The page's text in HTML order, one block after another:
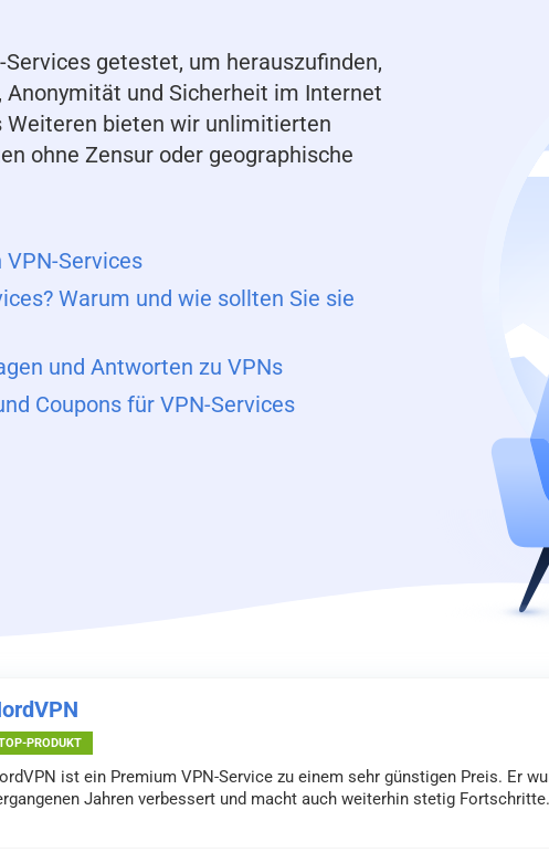
getestet, um herauszufinden,
und Sicherheit im Internet
Weiteren bieten wir unlimitierten
ohne Zensur oder geographische
VPN-Services
Warum und wie sollten Sie sie
und Antworten zu VPNs
Coupons für VPN-Services
PRODUKT
ist ein Premium VPN-Service zu einem sehr günstigen Preis. Er
Jahren verbessert und macht auch weiterhin stetig Fortschritte.